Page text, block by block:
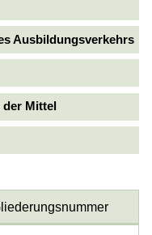
Ausbildungsverkehrs
Mittel